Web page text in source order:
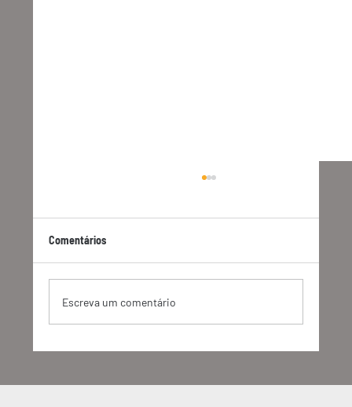
Comentários
Escreva um comentário